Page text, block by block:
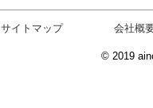
サイトマップ 会社概
© 2019